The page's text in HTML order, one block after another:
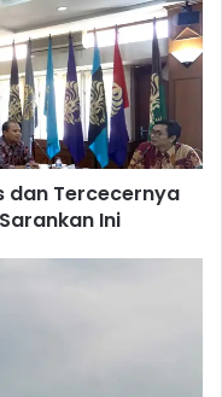
dan Tercecernya
Ini